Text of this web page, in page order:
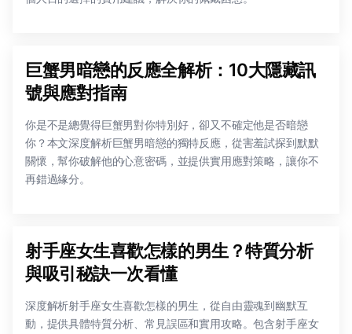
巨蟹男暗戀的反應全解析：10大隱藏訊
號與應對指南
你是不是總覺得巨蟹男對你特別好，卻又不確定他是否暗戀
你？本文深度解析巨蟹男暗戀的獨特反應，從害羞試探到默默
關懷，幫你破解他的心意密碼，並提供實用應對策略，讓你不
再錯過緣分。
射手座女生喜歡怎樣的男生？特質分析
與吸引秘訣一次看懂
深度解析射手座女生喜歡怎樣的男生，從自由靈魂到幽默互
動，提供具體特質分析、常見誤區和實用攻略。包含射手座女